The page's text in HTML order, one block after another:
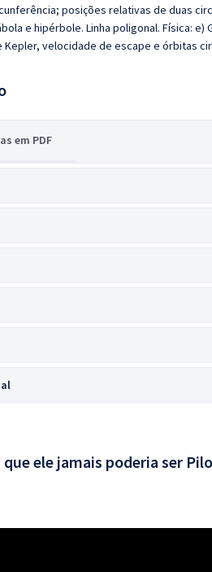
posições relativas de duas
e hipérbole. Linha poligonal. Física: e)
velocidade de escape e órbitas
em PDF
que ele jamais poderia ser